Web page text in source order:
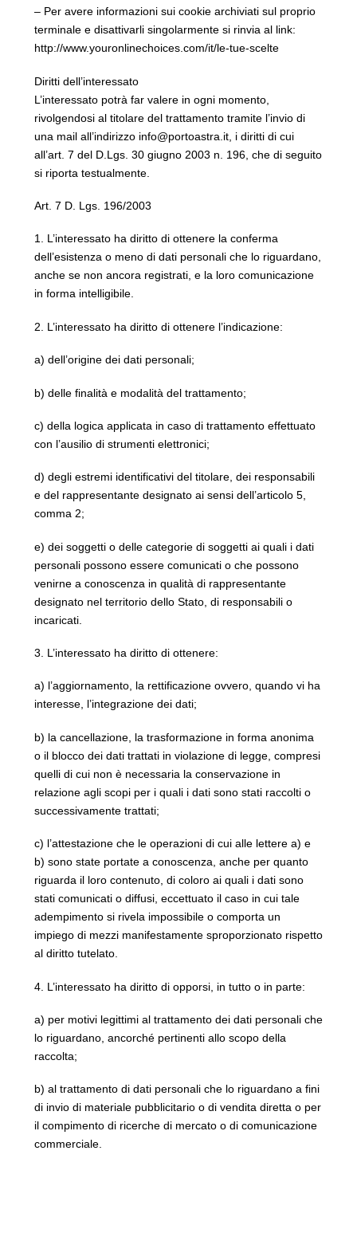
– Per avere informazioni sui cookie archiviati sul proprio
terminale e disattivarli singolarmente si rinvia al link:
http://www.youronlinechoices.com/it/le-tue-scelte
Diritti dell’interessato
L’interessato potrà far valere in ogni momento,
rivolgendosi al titolare del trattamento tramite l’invio di
una mail all’indirizzo info@portoastra.it, i diritti di cui
all’art. 7 del D.Lgs. 30 giugno 2003 n. 196, che di seguito
si riporta testualmente.
Art. 7 D. Lgs. 196/2003
1. L’interessato ha diritto di ottenere la conferma
dell’esistenza o meno di dati personali che lo riguardano,
anche se non ancora registrati, e la loro comunicazione
in forma intelligibile.
2. L’interessato ha diritto di ottenere l’indicazione:
a) dell’origine dei dati personali;
b) delle finalità e modalità del trattamento;
c) della logica applicata in caso di trattamento effettuato
con l’ausilio di strumenti elettronici;
d) degli estremi identificativi del titolare, dei responsabili
e del rappresentante designato ai sensi dell’articolo 5,
comma 2;
e) dei soggetti o delle categorie di soggetti ai quali i dati
personali possono essere comunicati o che possono
venirne a conoscenza in qualità di rappresentante
designato nel territorio dello Stato, di responsabili o
incaricati.
3. L’interessato ha diritto di ottenere:
a) l’aggiornamento, la rettificazione ovvero, quando vi ha
interesse, l’integrazione dei dati;
b) la cancellazione, la trasformazione in forma anonima
o il blocco dei dati trattati in violazione di legge, compresi
quelli di cui non è necessaria la conservazione in
relazione agli scopi per i quali i dati sono stati raccolti o
successivamente trattati;
c) l’attestazione che le operazioni di cui alle lettere a) e
b) sono state portate a conoscenza, anche per quanto
riguarda il loro contenuto, di coloro ai quali i dati sono
stati comunicati o diffusi, eccettuato il caso in cui tale
adempimento si rivela impossibile o comporta un
impiego di mezzi manifestamente sproporzionato rispetto
al diritto tutelato.
4. L’interessato ha diritto di opporsi, in tutto o in parte:
a) per motivi legittimi al trattamento dei dati personali che
lo riguardano, ancorché pertinenti allo scopo della
raccolta;
b) al trattamento di dati personali che lo riguardano a fini
di invio di materiale pubblicitario o di vendita diretta o per
il compimento di ricerche di mercato o di comunicazione
commerciale.